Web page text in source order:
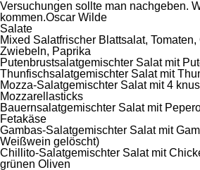
Versuchungen sollte man nachgeben.
kommen.Oscar Wilde
Salate
Mixed Salatfrischer Blattsalat, Tomaten,
Zwiebeln, Paprika
Putenbrustsalatgemischter Salat mit
Thunfischsalatgemischter Salat mit
Mozza-Salatgemischter Salat mit 4
Mozzarellasticks
Bauernsalatgemischter Salat mit
Fetakäse
Gambas-Salatgemischter Salat mit
Weißwein gelöscht)
Chillito-Salatgemischter Salat mit
grünen Oliven